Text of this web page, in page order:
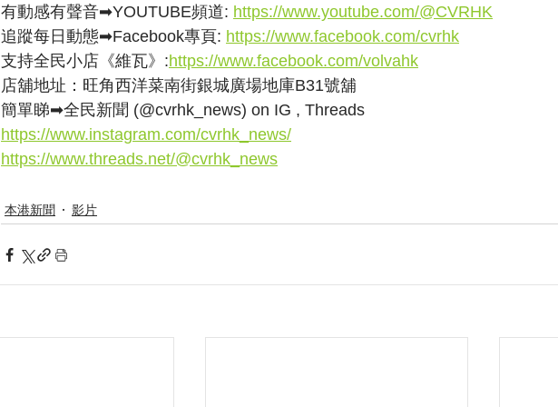
有動感有聲音➡YOUTUBE頻道: https://www.youtube.com/@CVRHK
追蹤每日動態➡Facebook專頁: https://www.facebook.com/cvrhk
支持全民小店《維瓦》:https://www.facebook.com/volvahk
店舖地址：旺角西洋菜南街銀城廣場地庫B31號舖
簡單睇➡全民新聞 (@cvrhk_news) on IG , Threads
https://www.instagram.com/cvrhk_news/
https://www.threads.net/@cvrhk_news
本港新聞 影片